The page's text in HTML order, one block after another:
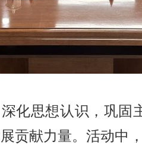
化思想认识，巩固
贡献力量。活动中